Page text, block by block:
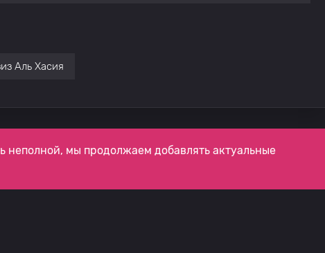
Аль Хасия
мы продолжаем добавлять актуальные